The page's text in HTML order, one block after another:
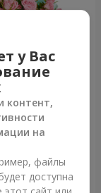
"Баллада о
у Вас
контент,
на
файлы
доступна